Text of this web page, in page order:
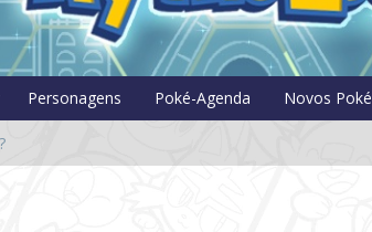
Personagens Poké-Agenda Novos